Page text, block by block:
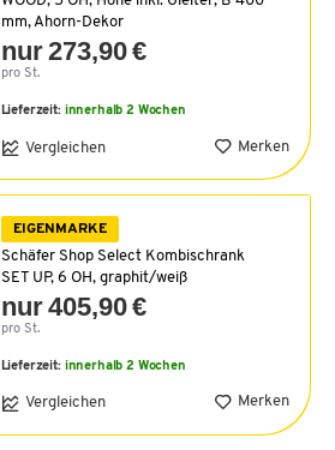
mm, Ahorn-Dekor
nur 273,90 €
pro St.
Lieferzeit: innerhalb 2 Wochen
Vergleichen Merken
EIGENMARKE
Schäfer Shop Select Kombischrank
SET UP, 6 OH, graphit/weiß
nur 405,90 €
pro St.
Lieferzeit: innerhalb 2 Wochen
Vergleichen Merken